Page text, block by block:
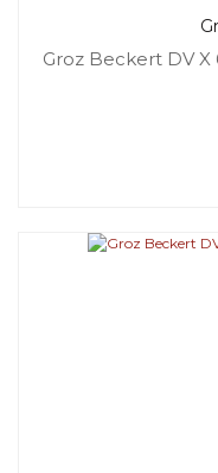
Groz Beckert DV X